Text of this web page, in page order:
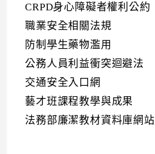
CRPD身心障礙者權利公約
職業安全相關法規
防制學生藥物濫用
公務人員利益衝突迴避法
交通安全入口網
藝才班課程教學與成果
法務部廉潔教材資料庫網站